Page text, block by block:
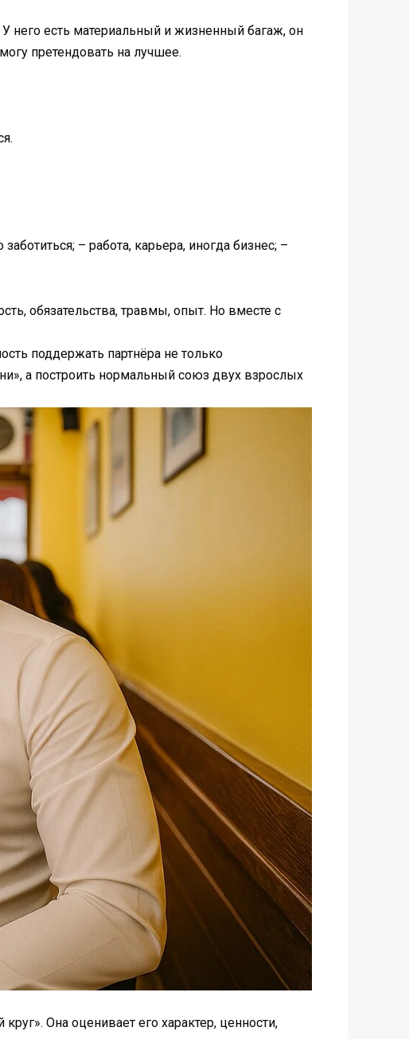
него есть материальный и жизненный багаж, он
претендовать на лучшее.
– работа, карьера, иногда бизнес; –
обязательства, травмы, опыт. Но вместе с
поддержать партнёра не только
а построить нормальный союз двух взрослых
Она оценивает его характер, ценности,